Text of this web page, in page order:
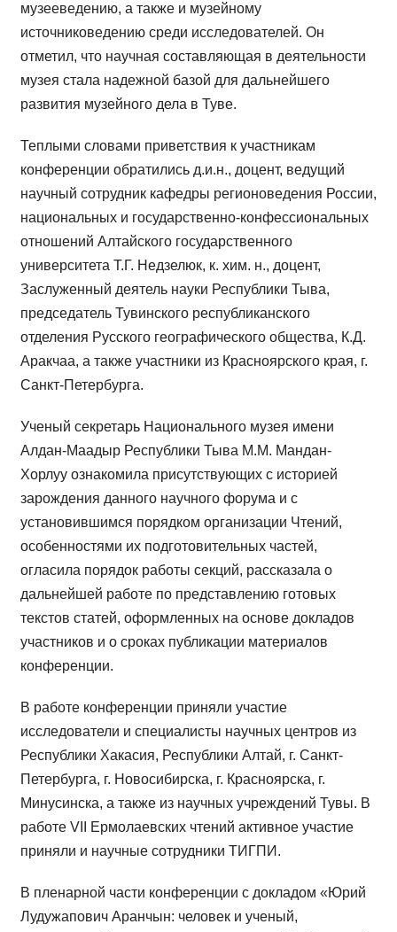
музееведению, а также и музейному
источниковедению среди исследователей. Он
отметил, что научная составляющая в деятельности
музея стала надежной базой для дальнейшего
развития музейного дела в Туве.
Теплыми словами приветствия к участникам
конференции обратились д.и.н., доцент, ведущий
научный сотрудник кафедры регионоведения России,
национальных и государственно-конфессиональных
отношений Алтайского государственного
университета Т.Г. Недзелюк, к. хим. н., доцент,
Заслуженный деятель науки Республики Тыва,
председатель Тувинского республиканского
отделения Русского географического общества, К.Д.
Аракчаа, а также участники из Красноярского края, г.
Санкт-Петербурга.
Ученый секретарь Национального музея имени
Алдан-Маадыр Республики Тыва М.М. Мандан-
Хорлуу ознакомила присутствующих с историей
зарождения данного научного форума и с
установившимся порядком организации Чтений,
особенностями их подготовительных частей,
огласила порядок работы секций, рассказала о
дальнейшей работе по представлению готовых
текстов статей, оформленных на основе докладов
участников и о сроках публикации материалов
конференции.
В работе конференции приняли участие
исследователи и специалисты научных центров из
Республики Хакасия, Республики Алтай, г. Санкт-
Петербурга, г. Новосибирска, г. Красноярска, г.
Минусинска, а также из научных учреждений Тувы. В
работе VII Ермолаевских чтений активное участие
приняли и научные сотрудники ТИГПИ.
В пленарной части конференции с докладом «Юрий
Лудужапович Аранчын: человек и ученый,